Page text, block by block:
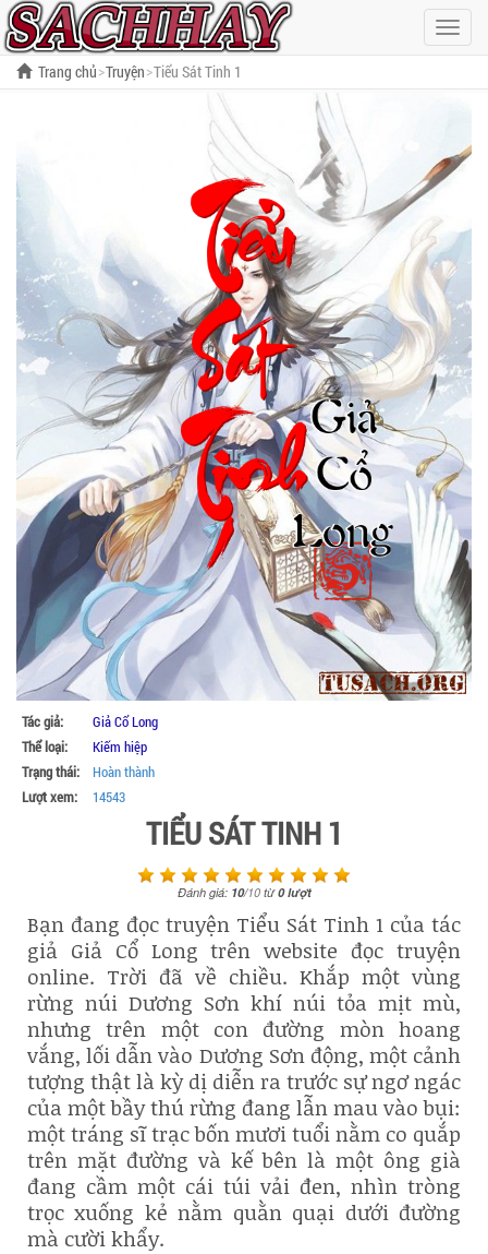
Hiện
menu
Trang chủ Truyện Tiểu Sát Tinh 1
Tác giả:
Giả Cổ Long
Thể loại:
Kiếm hiệp
Trạng thái:
Hoàn thành
Lượt xem:
14543
TIỂU SÁT TINH 1
Đánh giá: 10/10từ0lượt
Bạn đang đọc truyện Tiểu Sát Tinh 1 của tác
giả Giả Cổ Long trên website đọc truyện
online. Trời đã về chiều. Khắp một vùng
rừng núi Dương Sơn khí núi tỏa mịt mù,
nhưng trên một con đường mòn hoang
vắng, lối dẫn vào Dương Sơn động, một cảnh
tượng thật là kỳ dị diễn ra trước sự ngơ ngác
của một bầy thú rừng đang lẫn mau vào bụi:
một tráng sĩ trạc bốn mươi tuổi nằm co quắp
trên mặt đường và kế bên là một ông già
đang cầm một cái túi vải đen, nhìn tròng
trọc xuống kẻ nằm quằn quại dưới đường
mà cười khẩy.